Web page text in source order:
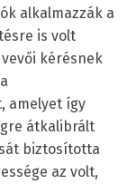
alkalmazzák a
is volt
kérésnek
amelyet így
átkalibrált
biztosította
az volt,